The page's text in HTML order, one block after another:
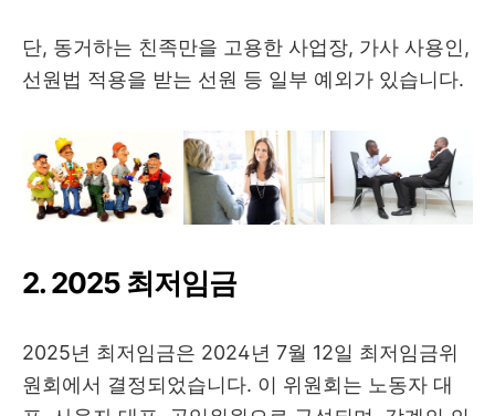
단, 동거하는 친족만을 고용한 사업장, 가사 사용인,
선원법 적용을 받는 선원 등 일부 예외가 있습니다.
2. 2025 최저임금
2025년 최저임금은 2024년 7월 12일 최저임금위
원회에서 결정되었습니다. 이 위원회는 노동자 대